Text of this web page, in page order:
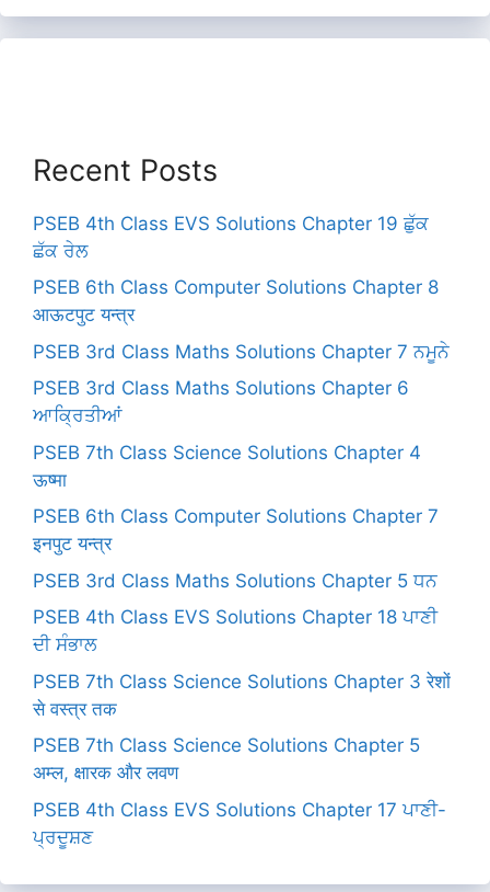
Recent Posts
PSEB 4th Class EVS Solutions Chapter 19 ਛੁੱਕ
ਛੱਕ ਰੇਲ
PSEB 6th Class Computer Solutions Chapter 8
आऊटपुट यन्त्र
PSEB 3rd Class Maths Solutions Chapter 7 ਨਮੂਨੇ
PSEB 3rd Class Maths Solutions Chapter 6
ਆਕ੍ਰਿਤੀਆਂ
PSEB 7th Class Science Solutions Chapter 4
ऊष्मा
PSEB 6th Class Computer Solutions Chapter 7
इनपुट यन्त्र
PSEB 3rd Class Maths Solutions Chapter 5 ਧਨ
PSEB 4th Class EVS Solutions Chapter 18 ਪਾਣੀ
ਦੀ ਸੰਭਾਲ
PSEB 7th Class Science Solutions Chapter 3 रेशों
से वस्त्र तक
PSEB 7th Class Science Solutions Chapter 5
अम्ल, क्षारक और लवण
PSEB 4th Class EVS Solutions Chapter 17 ਪਾਣੀ-
ਪ੍ਰਦੂਸ਼ਣ